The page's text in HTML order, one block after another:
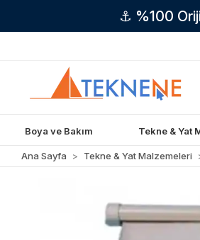
⚓ %100
Boya ve Bakım Tekne & Yat
Ana Sayfa Tekne & Yat Malzemeleri